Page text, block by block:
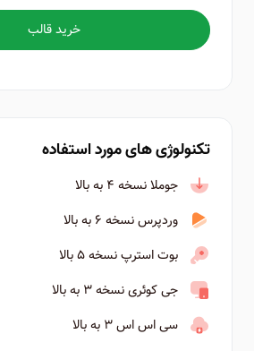
خرید قالب
تکنولوژی های مورد استفاده
جوملا نسخه ۴ به بالا
وردپرس نسخه ۶ به بالا
بوت استرپ نسخه ۵ بالا
جی کوئری نسخه ۳ به بالا
سی اس اس ۳ به بالا